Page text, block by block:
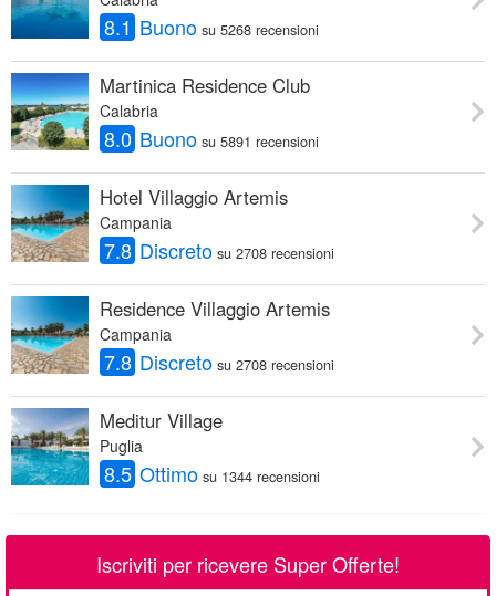
8.1 Buono su 5268 recensioni
Martinica Residence Club
Calabria
8.0 Buono su 5891 recensioni
Hotel Villaggio Artemis
Campania
7.8 Discreto su 2708 recensioni
Residence Villaggio Artemis
Campania
7.8 Discreto su 2708 recensioni
Meditur Village
Puglia
8.5 Ottimo su 1344 recensioni
Iscriviti per ricevere Super Offerte!